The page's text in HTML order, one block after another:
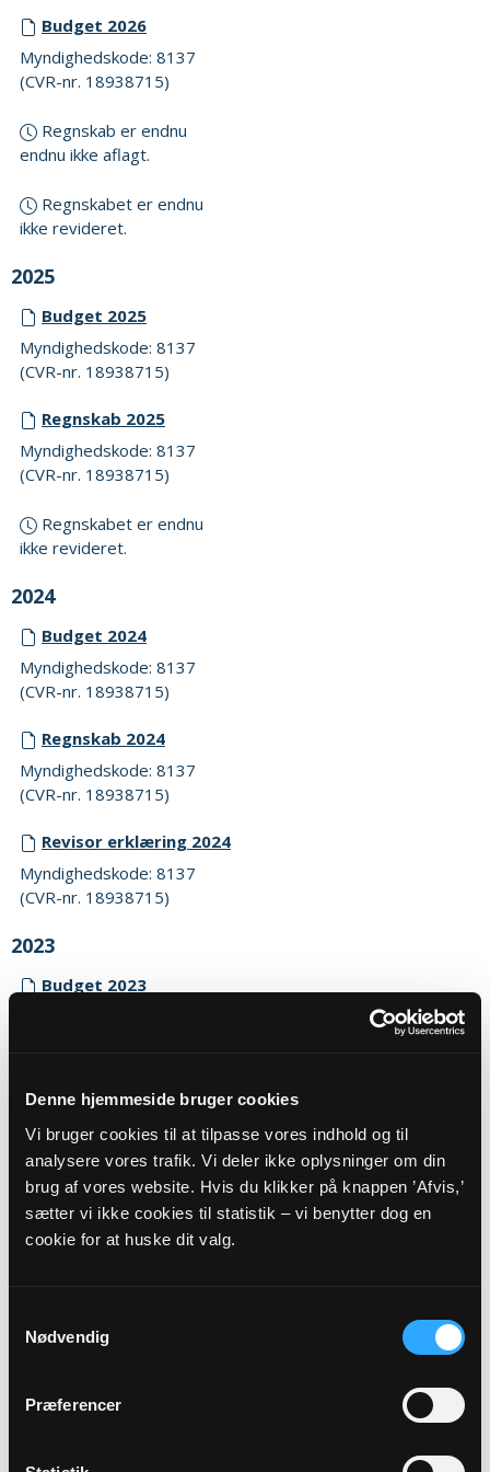
Denne hjemmeside bruger cookies
Vi bruger cookies til at tilpasse vores indhold og til
analysere vores trafik. Vi deler ikke oplysninger om din
brug af vores website. Hvis du klikker på knappen ’Afvis,’
sætter vi ikke cookies til statistik – vi benytter dog en
cookie for at huske dit valg.
Nødvendig
Præferencer
Budget 2026
Myndighedskode: 8137
(CVR-nr. 18938715)
Regnskab er endnu
endnu ikke aflagt.
Regnskabet er endnu
ikke revideret.
2025
Budget 2025
Myndighedskode: 8137
(CVR-nr. 18938715)
Regnskab 2025
Myndighedskode: 8137
(CVR-nr. 18938715)
Regnskabet er endnu
ikke revideret.
2024
Budget 2024
Myndighedskode: 8137
(CVR-nr. 18938715)
Regnskab 2024
Myndighedskode: 8137
(CVR-nr. 18938715)
Revisor erklæring 2024
Myndighedskode: 8137
(CVR-nr. 18938715)
2023
Budget 2023
(CVR-nr. 18938715)
Revisor erklæring 2023
Myndighedskode: 8137
(CVR-nr. 18938715)
Budget 2022